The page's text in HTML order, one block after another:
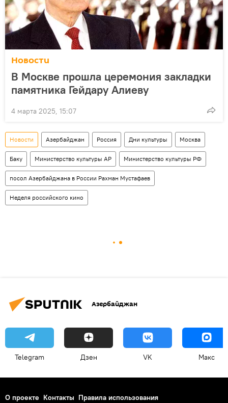
Новости
В Москве прошла церемония закладки
памятника Гейдару Алиеву
4 марта 2025, 15:07
Новости Азербайджан Россия Дни культуры Москва
Баку Министерство культуры АР Министерство культуры РФ
посол Азербайджана в России Рахман Мустафаев
Неделя российского кино
Азербайджан
Telegram Дзен VK Макс
О проекте Контакты Правила использования